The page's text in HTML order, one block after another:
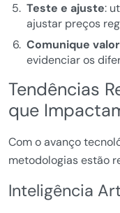
Teste e ajuste:
ajustar preços
Comunique valor
evidenciar os
Tendências
que
Com o avanço
metodologias estão
Inteligência